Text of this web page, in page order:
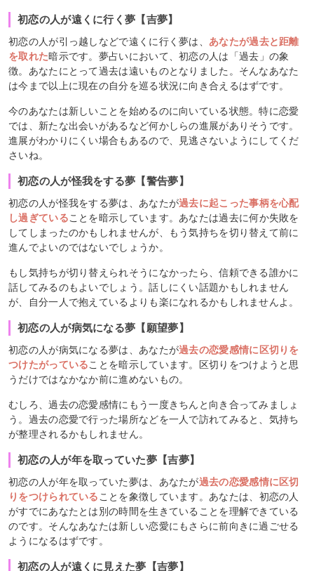
初恋の人が遠くに行く夢【吉夢】
初恋の人が引っ越しなどで遠くに行く夢は、 あなたが過去と距離
を取れた暗示です。夢占いにおいて、初恋の人は「過去」の象
徴。あなたにとって過去は遠いものとなりました。そんなあなた
は今まで以上に現在の自分を巡る状況に向き合えるはずです。
今のあなたは新しいことを始めるのに向いている状態。特に恋愛
では、新たな出会いがあるなど何かしらの進展がありそうです。
進展がわかりにくい場合もあるので、見逃さないようにしてくだ
さいね。
初恋の人が怪我をする夢【警告夢】
初恋の人が怪我をする夢は、あなたが過去に起こった事柄を心配
し過ぎていることを暗示しています。あなたは過去に何か失敗を
してしまったのかもしれませんが、もう気持ちを切り替えて前に
進んでよいのではないでしょうか。
もし気持ちが切り替えられそうになかったら、信頼できる誰かに
話してみるのもよいでしょう。話しにくい話題かもしれません
が、自分一人で抱えているよりも楽になれるかもしれませんよ。
初恋の人が病気になる夢【願望夢】
初恋の人が病気になる夢は、あなたが過去の恋愛感情に区切りを
つけたがっていることを暗示しています。区切りをつけようと思
うだけではなかなか前に進めないもの。
むしろ、過去の恋愛感情にもう一度きちんと向き合ってみましょ
う。過去の恋愛で行った場所などを一人で訪れてみると、気持ち
が整理されるかもしれません。
初恋の人が年を取っていた夢【吉夢】
初恋の人が年を取っていた夢は、あなたが過去の恋愛感情に区切
りをつけられている ことを象徴しています。あなたは、初恋の人
がすでにあなたとは別の時間を生きていることを理解できている
のです。そんなあなたは新しい恋愛にもさらに前向きに過ごせる
ようになるはずです。
初恋の人が遠くに見えた夢【吉夢】